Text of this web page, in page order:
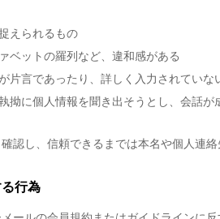
えられるもの
ベットの羅列など、違和感がある
片言であったり、詳しく入力されていな
拗に個人情報を聞き出そうとし、会話が
認し、信頼できるまでは本名や個人連
行為